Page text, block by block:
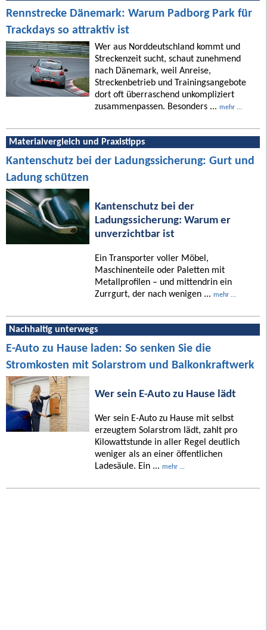
Rennstrecke Dänemark: Warum Padborg Park für
Trackdays so attraktiv ist
Wer aus Norddeutschland kommt und
Streckenzeit sucht, schaut zunehmend
nach Dänemark, weil Anreise,
Streckenbetrieb und Trainingsangebote
dort oft überraschend unkompliziert
zusammenpassen. Besonders ... mehr ...
Materialvergleich und Praxistipps
Kantenschutz bei der Ladungssicherung: Gurt und
Ladung schützen
Kantenschutz bei der
Ladungssicherung: Warum er
unverzichtbar ist
Ein Transporter voller Möbel,
Maschinenteile oder Paletten mit
Metallprofilen – und mittendrin ein
Zurrgurt, der nach wenigen ... mehr ...
Nachhaltig unterwegs
E-Auto zu Hause laden: So senken Sie die
Stromkosten mit Solarstrom und Balkonkraftwerk
Wer sein E-Auto zu Hause lädt
Wer sein E-Auto zu Hause mit selbst
erzeugtem Solarstrom lädt, zahlt pro
Kilowattstunde in aller Regel deutlich
weniger als an einer öffentlichen
Ladesäule. Ein ... mehr ...